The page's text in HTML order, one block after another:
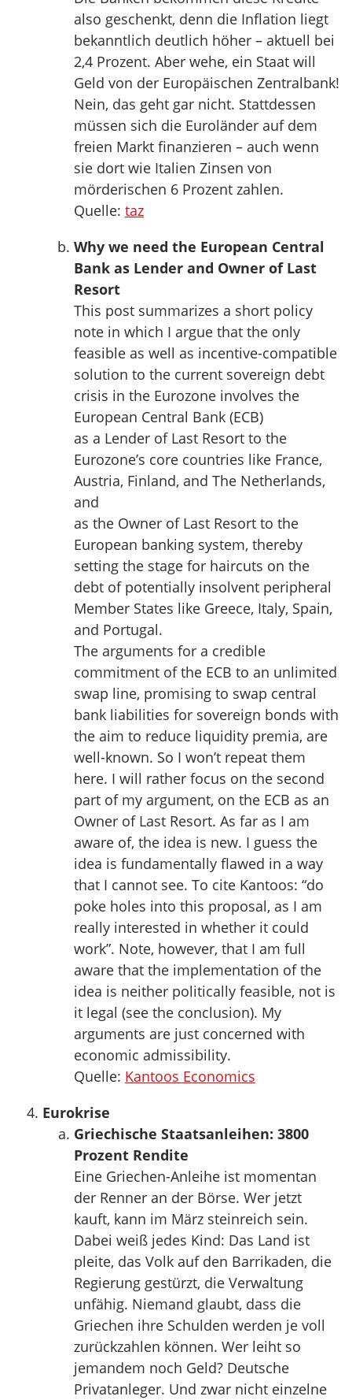
also geschenkt, denn die Inflation liegt
bekanntlich deutlich höher – aktuell bei
2,4 Prozent. Aber wehe, ein Staat will
Geld von der Europäischen Zentralbank!
Nein, das geht gar nicht. Stattdessen
müssen sich die Euroländer auf dem
freien Markt finanzieren – auch wenn
sie dort wie Italien Zinsen von
mörderischen 6 Prozent zahlen.
Quelle: taz
Why we need the European Central
Bank as Lender and Owner of Last
Resort
This post summarizes a short policy
note in which I argue that the only
feasible as well as incentive-compatible
solution to the current sovereign debt
crisis in the Eurozone involves the
European Central Bank (ECB)
as a Lender of Last Resort to the
Eurozone’s core countries like France,
Austria, Finland, and The Netherlands,
and
as the Owner of Last Resort to the
European banking system, thereby
setting the stage for haircuts on the
debt of potentially insolvent peripheral
Member States like Greece, Italy, Spain,
and Portugal.
The arguments for a credible
commitment of the ECB to an unlimited
swap line, promising to swap central
bank liabilities for sovereign bonds with
the aim to reduce liquidity premia, are
well-known. So I won’t repeat them
here. I will rather focus on the second
part of my argument, on the ECB as an
Owner of Last Resort. As far as I am
aware of, the idea is new. I guess the
idea is fundamentally flawed in a way
that I cannot see. To cite Kantoos: “do
poke holes into this proposal, as I am
really interested in whether it could
work”. Note, however, that I am full
aware that the implementation of the
idea is neither politically feasible, not is
it legal (see the conclusion). My
arguments are just concerned with
economic admissibility.
Quelle: Kantoos Economics
Eurokrise
Griechische Staatsanleihen: 3800
Prozent Rendite
Eine Griechen-Anleihe ist momentan
der Renner an der Börse. Wer jetzt
kauft, kann im März steinreich sein.
Dabei weiß jedes Kind: Das Land ist
pleite, das Volk auf den Barrikaden, die
Regierung gestürzt, die Verwaltung
unfähig. Niemand glaubt, dass die
Griechen ihre Schulden werden je voll
zurückzahlen können. Wer leiht so
jemandem noch Geld? Deutsche
Privatanleger. Und zwar nicht einzelne